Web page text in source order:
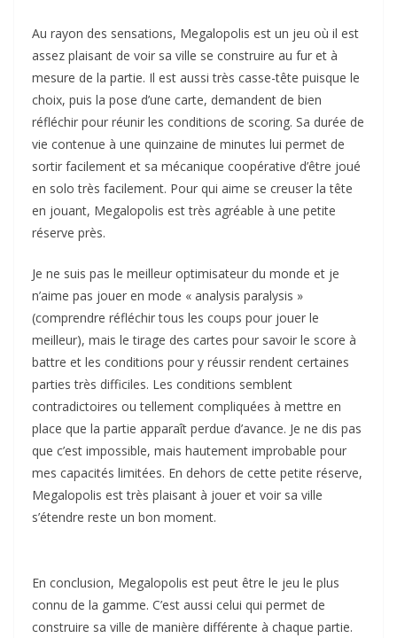
Au rayon des sensations, Megalopolis est un jeu où il est
assez plaisant de voir sa ville se construire au fur et à
mesure de la partie. Il est aussi très casse-tête puisque le
choix, puis la pose d’une carte, demandent de bien
réfléchir pour réunir les conditions de scoring. Sa durée de
vie contenue à une quinzaine de minutes lui permet de
sortir facilement et sa mécanique coopérative d’être joué
en solo très facilement. Pour qui aime se creuser la tête
en jouant, Megalopolis est très agréable à une petite
réserve près.
Je ne suis pas le meilleur optimisateur du monde et je
n’aime pas jouer en mode « analysis paralysis »
(comprendre réfléchir tous les coups pour jouer le
meilleur), mais le tirage des cartes pour savoir le score à
battre et les conditions pour y réussir rendent certaines
parties très difficiles. Les conditions semblent
contradictoires ou tellement compliquées à mettre en
place que la partie apparaît perdue d’avance. Je ne dis pas
que c’est impossible, mais hautement improbable pour
mes capacités limitées. En dehors de cette petite réserve,
Megalopolis est très plaisant à jouer et voir sa ville
s’étendre reste un bon moment.
En conclusion, Megalopolis est peut être le jeu le plus
connu de la gamme. C’est aussi celui qui permet de
construire sa ville de manière différente à chaque partie.